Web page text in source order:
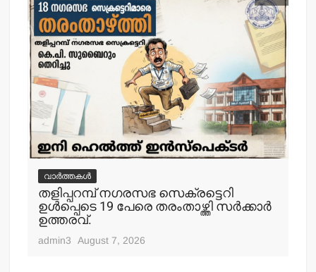
വാർത്തകൾ
തളിപ്പറമ്പ് നഗരസഭ സെക്രട്ടെറി
ഉള്‍പ്പെടെ 19 പേരെ തരംതാഴ്ത്തി സര്‍ക്കാര്‍
ഉത്തരവ്.
admin3 August 7, 2026